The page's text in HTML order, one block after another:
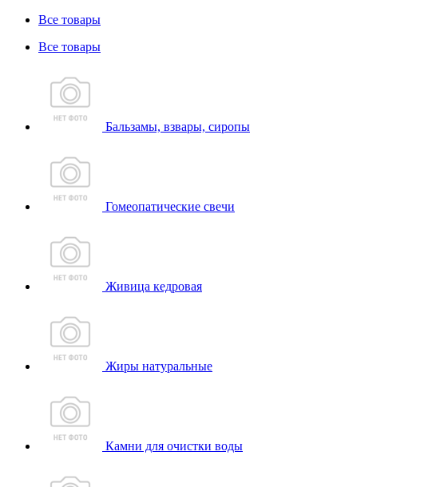
Все товары
Все товары
Бальзамы, взвары, сиропы
Гомеопатические свечи
Живица кедровая
Жиры натуральные
Камни для очистки воды